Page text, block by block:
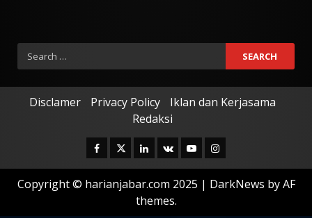
Search
for:
Disclamer Privacy Policy
Iklan dan Kerjasama
Redaksi
Facebook
TwitterLinkedin
VK YoutubeInstagram
Copyright © harianjabar.com 2025 | DarkNews by AF
themes.